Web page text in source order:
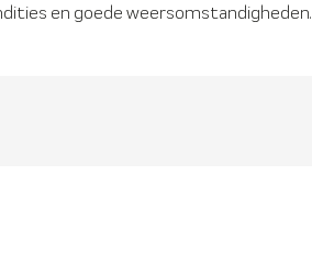
en goede weersomstandigheden.